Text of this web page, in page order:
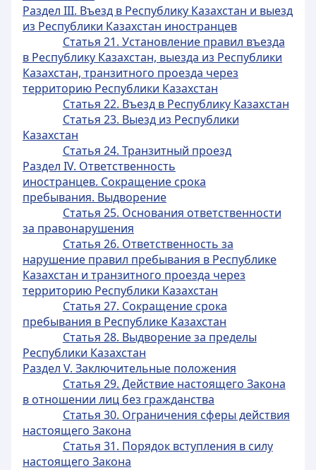
Раздел III. Въезд в Республику Казахстан и выезд
из Республики Казахстан иностранцев
Статья 21. Установление правил въезда
в Республику Казахстан, выезда из Республики
Казахстан, транзитного проезда через
территорию Республики Казахстан
Статья 22. Въезд в Республику Казахстан
Статья 23. Выезд из Республики
Казахстан
Статья 24. Транзитный проезд
Раздел IV. Ответственность
иностранцев. Сокращение срока
пребывания. Выдворение
Статья 25. Основания ответственности
за правонарушения
Статья 26. Ответственность за
нарушение правил пребывания в Республике
Казахстан и транзитного проезда через
территорию Республики Казахстан
Статья 27. Сокращение срока
пребывания в Республике Казахстан
Статья 28. Выдворение за пределы
Республики Казахстан
Раздел V. Заключительные положения
Статья 29. Действие настоящего Закона
в отношении лиц без гражданства
Статья 30. Ограничения сферы действия
настоящего Закона
Статья 31. Порядок вступления в силу
настоящего Закона